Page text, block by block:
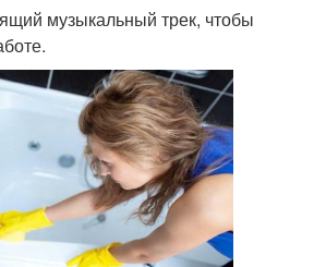
музыкальный трек, чтобы